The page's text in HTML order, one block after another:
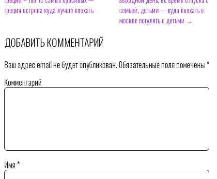
греция острова куда лучше поехать
семьей, детьми — куда поехать в
москве погулять с детьми →
ДОБАВИТЬ КОММЕНТАРИЙ
Ваш адрес email не будет опубликован.Обязательные поля помечены*
Комментарий
Имя*